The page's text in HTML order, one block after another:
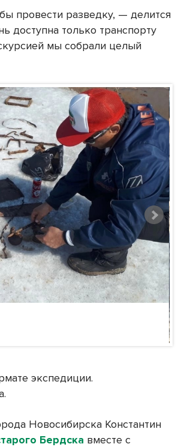
провести разведку, — делится
доступна только транспорту
мы собрали целый
экспедиции.
Новосибирска Константин
Бердска вместе с